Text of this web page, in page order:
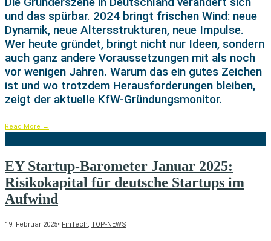
und das spürbar. 2024 bringt frischen Wind: neue
Dynamik, neue Altersstrukturen, neue Impulse.
Wer heute gründet, bringt nicht nur Ideen, sondern
auch ganz andere Voraussetzungen mit als noch
vor wenigen Jahren. Warum das ein gutes Zeichen
ist und wo trotzdem Herausforderungen bleiben,
zeigt der aktuelle KfW-Gründungsmonitor.
Read More →
EY Startup-Barometer Januar 2025:
Risikokapital für deutsche Startups im
Aufwind
19. Februar 2025• FinTech, TOP-NEWS